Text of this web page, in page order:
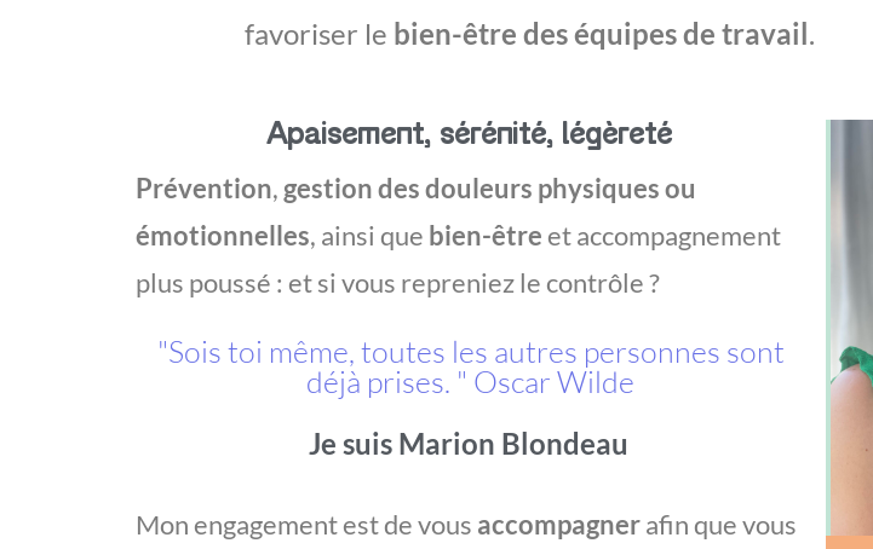
favoriser le bien-être des équipes de travail.
Apaisement, sérénité, légèreté
Prévention, gestion des douleurs physiques ou
émotionnelles, ainsi que bien-être et accompagnement
plus poussé : et si vous repreniez le contrôle ?
"Sois toi même, toutes les autres personnes sont
déjà prises. " Oscar Wilde
Je suis Marion Blondeau
Mon engagement est de vous accompagnerafin que vous